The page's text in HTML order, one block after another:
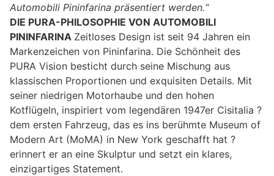
Automobili Pininfarina präsentiert werden.“
DIE PURA-PHILOSOPHIE VON AUTOMOBILI
PININFARINA Zeitloses Design ist seit 94 Jahren ein
Markenzeichen von Pininfarina. Die Schönheit des
PURA Vision besticht durch seine Mischung aus
klassischen Proportionen und exquisiten Details. Mit
seiner niedrigen Motorhaube und den hohen
Kotflügeln, inspiriert vom legendären 1947er Cisitalia ?
dem ersten Fahrzeug, das es ins berühmte Museum of
Modern Art (MoMA) in New York geschafft hat ?
erinnert er an eine Skulptur und setzt ein klares,
einzigartiges Statement.